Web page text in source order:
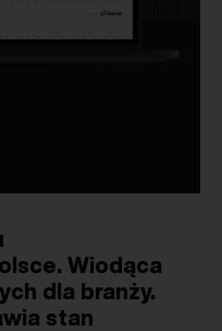
Wiodąca
dla branży.
stan